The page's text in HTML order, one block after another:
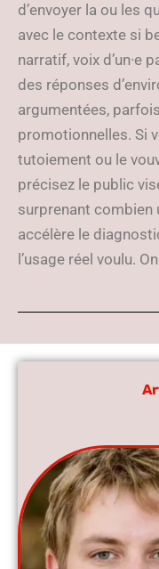
d’envoyer la ou les
avec le contexte si
narratif, voix d’un·e
des réponses
argumentées,
promotionnelles. Si
tutoiement ou le
précisez le public
surprenant combien
accélère le
l’usage réel voulu.